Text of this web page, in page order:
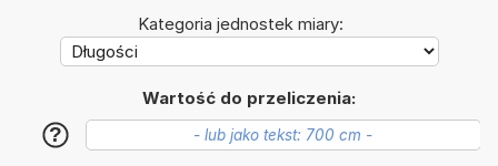
Kategoria jednostek miary:
Wartość do przeliczenia:
?